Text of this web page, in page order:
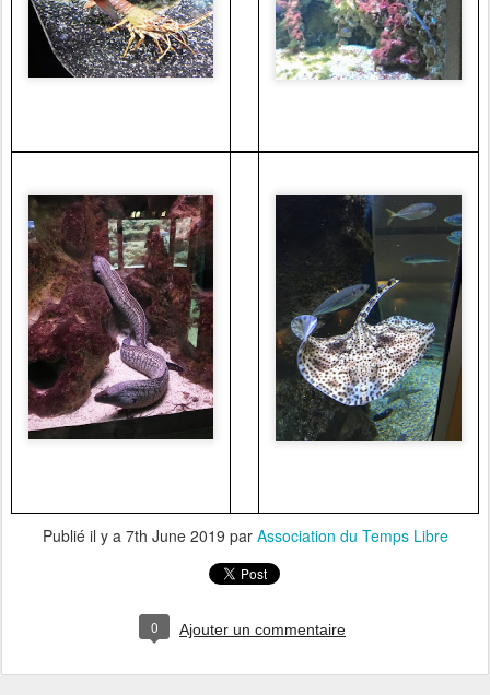
Publié il y a 7th June 2019 par Association du Temps Libre
0 Ajouter un commentaire